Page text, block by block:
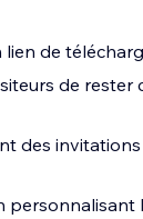
de
de
des